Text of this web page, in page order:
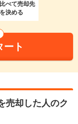
比べて売却先
を決める
ート
売却した人のク